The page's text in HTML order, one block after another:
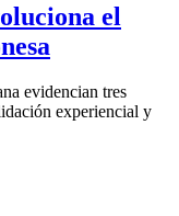
el
evidencian tres
experiencial y